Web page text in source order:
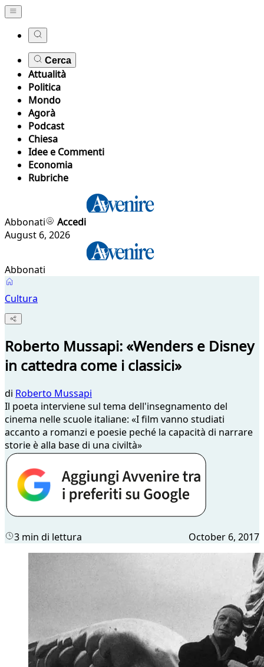
Cerca
Attualità
Politica
Mondo
Agorà
Podcast
Chiesa
Idee e Commenti
Economia
Rubriche
Abbonati
Accedi
August 6, 2026
Abbonati
Cultura
Roberto Mussapi: «Wenders e Disney
in cattedra come i classici»
di Roberto Mussapi
Il poeta interviene sul tema dell'insegnamento del
cinema nelle scuole italiane: «I film vanno studiati
accanto a romanzi e poesie peché la capacità di narrare
storie è alla base di una civiltà»
3 min di lettura October 6, 2017